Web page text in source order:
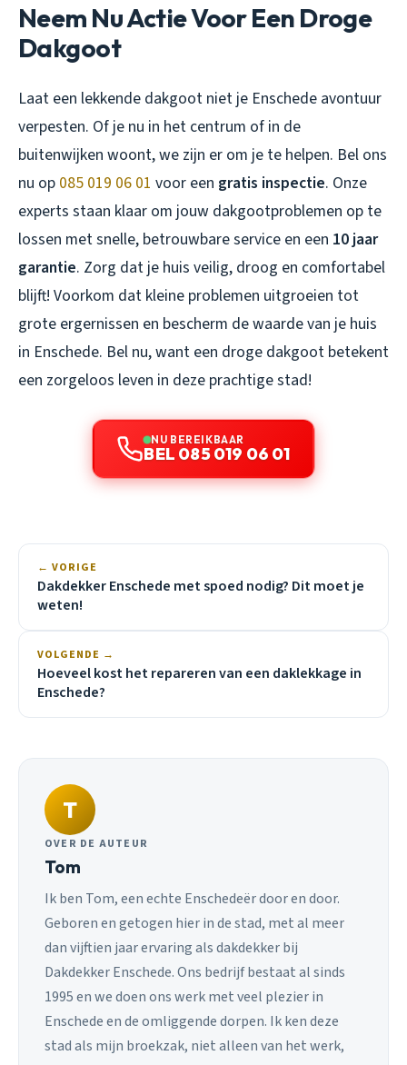
Neem Nu Actie Voor Een Droge
Dakgoot
Laat een lekkende dakgoot niet je Enschede avontuur
verpesten. Of je nu in het centrum of in de
buitenwijken woont, we zijn er om je te helpen. Bel ons
nu op 085 019 06 01 voor een gratis inspectie. Onze
experts staan klaar om jouw dakgootproblemen op te
lossen met snelle, betrouwbare service en een 10 jaar
garantie. Zorg dat je huis veilig, droog en comfortabel
blijft! Voorkom dat kleine problemen uitgroeien tot
grote ergernissen en bescherm de waarde van je huis
in Enschede. Bel nu, want een droge dakgoot betekent
een zorgeloos leven in deze prachtige stad!
NU BEREIKBAAR
BEL 085 019 06 01
← VORIGE
Dakdekker Enschede met spoed nodig? Dit moet je
weten!
VOLGENDE →
Hoeveel kost het repareren van een daklekkage in
Enschede?
T
OVER DE AUTEUR
Tom
Ik ben Tom, een echte Enschedeër door en door.
Geboren en getogen hier in de stad, met al meer
dan vijftien jaar ervaring als dakdekker bij
Dakdekker Enschede. Ons bedrijf bestaat al sinds
1995 en we doen ons werk met veel plezier in
Enschede en de omliggende dorpen. Ik ken deze
stad als mijn broekzak, niet alleen van het werk,